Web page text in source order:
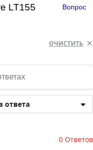
LT155 Вопрос
ОЧИСТИТЬ
ответа
0 Ответов